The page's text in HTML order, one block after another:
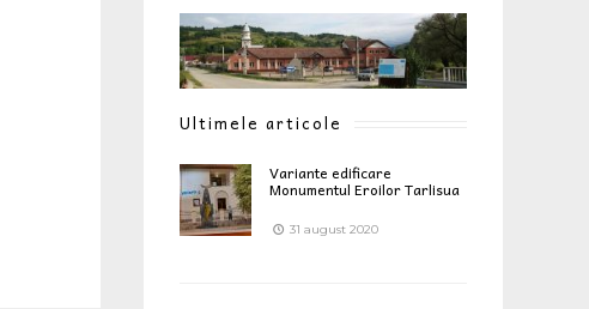
Ultimele articole
Variante edificare
Monumentul Eroilor Tarlisua
31 august 2020